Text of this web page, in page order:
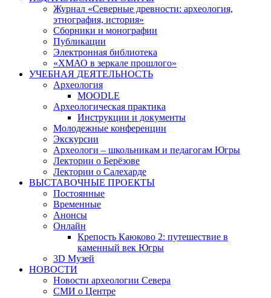
Журнал «Северные древности: археология,
этнография, история»
Сборники и монографии
Публикации
Электронная библиотека
«ХМАО в зеркале прошлого»
УЧЕБНАЯ ДЕЯТЕЛЬНОСТЬ
Археология
MOODLE
Археологическая практика
Инструкции и документы
Молодежные конференции
Экскурсии
Археологи – школьникам и педагогам Югры
Лектории о Берёзове
Лектории о Салехарде
ВЫСТАВОЧНЫЕ ПРОЕКТЫ
Постоянные
Временные
Анонсы
Онлайн
Крепость Каюково 2: путешествие в
каменный век Югры
3D Музей
НОВОСТИ
Новости археологии Севера
СМИ о Центре